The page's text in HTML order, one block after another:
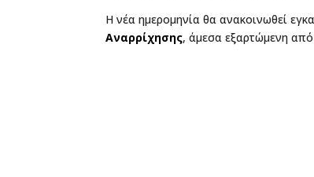
Η νέα ημερομηνία θα ανακοινωθεί
Αναρρίχησης, άμεσα εξαρτώμενη από